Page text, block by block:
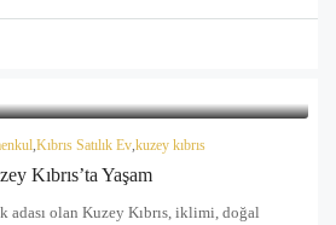
,Kıbrıs Satılık Ev,kuzey kıbrıs
Kıbrıs’ta Yaşam
adası olan Kuzey Kıbrıs, iklimi, doğal